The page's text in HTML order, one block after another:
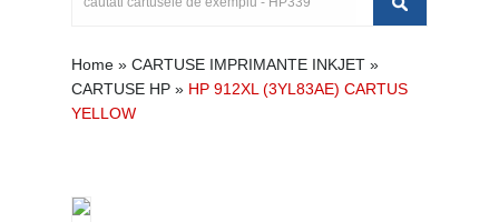
Home » CARTUSE IMPRIMANTE INKJET »
CARTUSE HP » HP 912XL (3YL83AE) CARTUS
YELLOW